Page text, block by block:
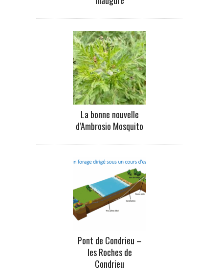
La bonne nouvelle
d’Ambrosio Mosquito
Pont de Condrieu –
les Roches de
Condrieu